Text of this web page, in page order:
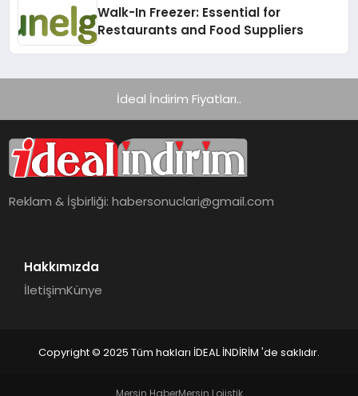
Walk-In Freezer: Essential for
Restaurants and Food Suppliers
İdeal İndirim Fiyatları..
Reklam & İşbirliği:habersonuclari@gmail.com
Hakkımızda
İletişimKünye
Copyright © 2025 Tüm hakları İDEAL İNDİRİM 'de saklıdır.